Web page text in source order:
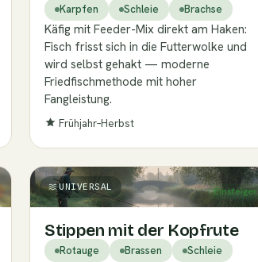
Karpfen Schleie Brachse
Käfig mit Feeder-Mix direkt am Haken:
Fisch frisst sich in die Futterwolke und
wird selbst gehakt — moderne
Friedfischmethode mit hoher
Fangleistung.
Frühjahr–Herbst
UNIVERSAL Einsteiger
Stippen mit der Kopfrute
Rotauge Brassen Schleie